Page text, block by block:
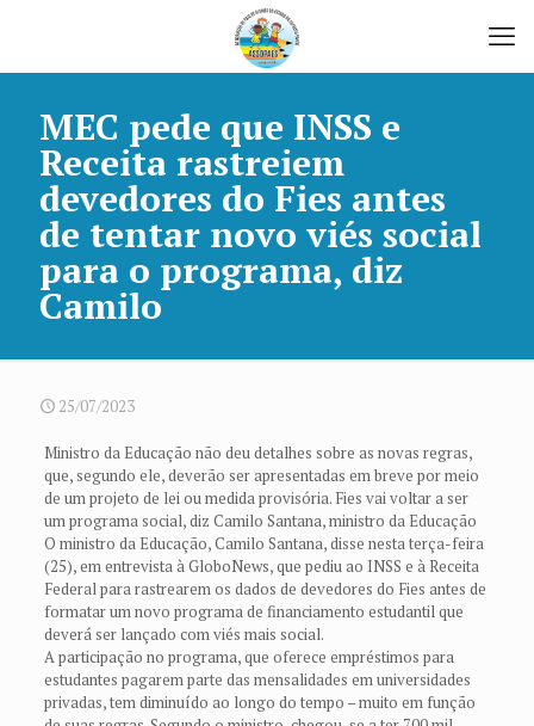
MEC pede que INSS e
Receita rastreiem
devedores do Fies antes
de tentar novo viés social
para o programa, diz
Camilo
25/07/2023
Ministro da Educação não deu detalhes sobre as novas regras,
que, segundo ele, deverão ser apresentadas em breve por meio
de um projeto de lei ou medida provisória. Fies vai voltar a ser
um programa social, diz Camilo Santana, ministro da Educação
O ministro da Educação, Camilo Santana, disse nesta terça-feira
(25), em entrevista à GloboNews, que pediu ao INSS e à Receita
Federal para rastrearem os dados de devedores do Fies antes de
formatar um novo programa de financiamento estudantil que
deverá ser lançado com viés mais social.
A participação no programa, que oferece empréstimos para
estudantes pagarem parte das mensalidades em universidades
privadas, tem diminuído ao longo do tempo – muito em função